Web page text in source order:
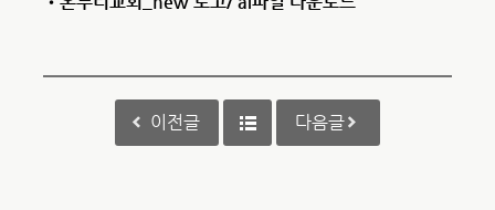
이전글 다음글